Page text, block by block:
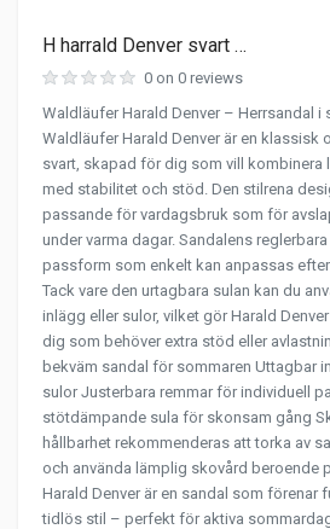
H harrald Denver svart …
0 on 0 reviews
Waldläufer Harald Denver – Herrsandal i
Waldläufer Harald Denver är en klassisk
svart, skapad för dig som vill
med stabilitet och stöd. Den stilrena
passande för vardagsbruk som för
under varma dagar. Sandalens
passform som enkelt kan anpassas
Tack vare den urtagbara sulan kan du
inlägg eller sulor, vilket gör Harald
dig som behöver extra stöd eller
bekväm sandal för sommaren Uttagbar
sulor Justerbara remmar för individuell
stötdämpande sula för skonsam gång
hållbarhet rekommenderas att torka av
och använda lämplig skovård beroende
Harald Denver är en sandal som förenar
tidlös stil – perfekt för aktiva